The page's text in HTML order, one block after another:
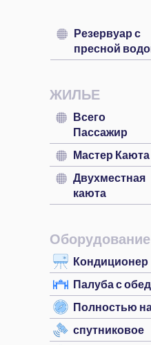
Резервуар с
пресной
ЖИЛЬЕ
Всего
Пассажир
Мастер Каюта
Двухместная
каюта
Оборудование
Кондиционер
Палуба с
Полностью
спутниковое